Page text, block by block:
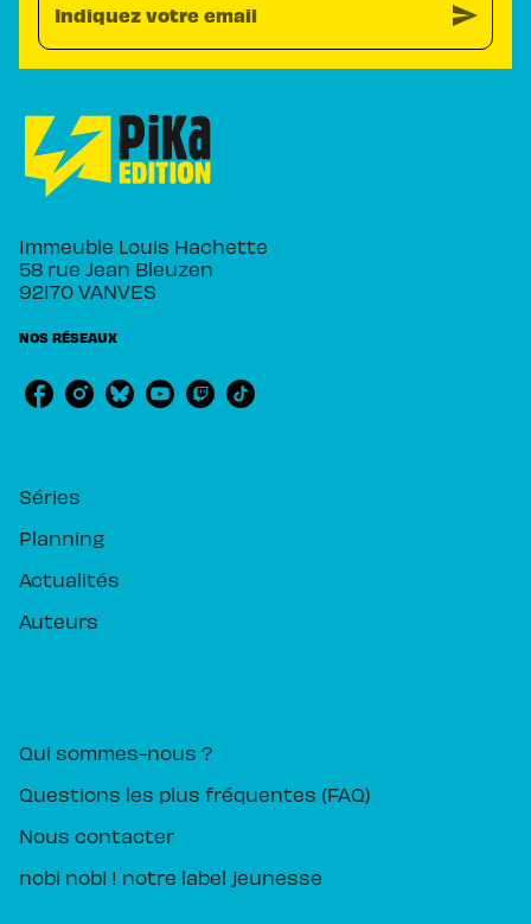
Indiquez votre email send
Immeuble Louis Hachette
58 rue Jean Bleuzen
92170 VANVES
NOS RÉSEAUX
Séries
Planning
Actualités
Auteurs
Qui sommes-nous ?
Questions les plus fréquentes (FAQ)
Nous contacter
nobi nobi ! notre label jeunesse